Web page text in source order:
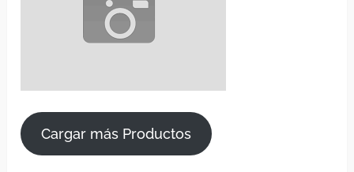
Cargar más Productos